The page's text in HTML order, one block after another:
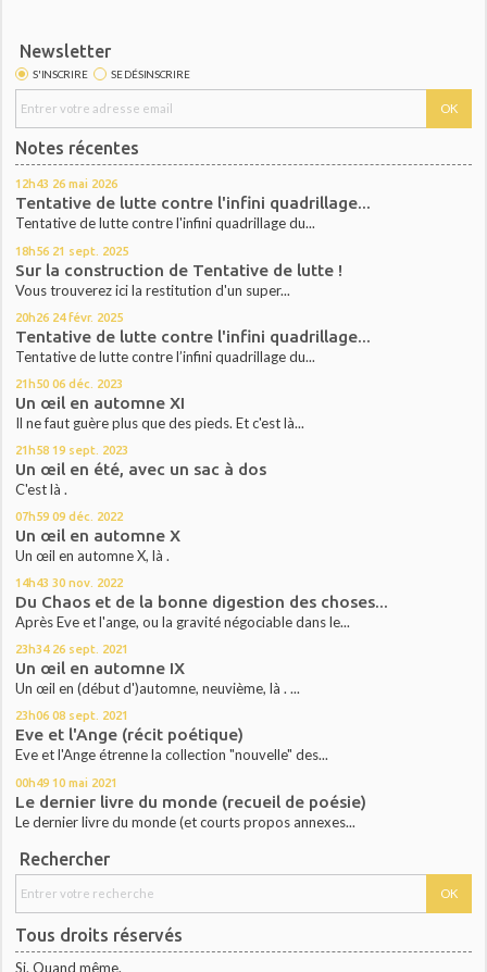
Newsletter
S'INSCRIRE SE DÉSINSCRIRE
Notes récentes
12h43 26 mai 2026
Tentative de lutte contre l'infini quadrillage...
Tentative de lutte contre l'infini quadrillage du...
18h56 21 sept. 2025
Sur la construction de Tentative de lutte !
Vous trouverez ici la restitution d'un super...
20h26 24 févr. 2025
Tentative de lutte contre l'infini quadrillage...
Tentative de lutte contre l’infini quadrillage du...
21h50 06 déc. 2023
Un œil en automne XI
Il ne faut guère plus que des pieds. Et c'est là...
21h58 19 sept. 2023
Un œil en été, avec un sac à dos
C'est là .
07h59 09 déc. 2022
Un œil en automne X
Un œil en automne X, là .
14h43 30 nov. 2022
Du Chaos et de la bonne digestion des choses...
Après Eve et l'ange, ou la gravité négociable dans le...
23h34 26 sept. 2021
Un œil en automne IX
Un œil en (début d')automne, neuvième, là . ...
23h06 08 sept. 2021
Eve et l'Ange (récit poétique)
Eve et l'Ange étrenne la collection "nouvelle" des...
00h49 10 mai 2021
Le dernier livre du monde (recueil de poésie)
Le dernier livre du monde (et courts propos annexes...
Rechercher
Tous droits réservés
Si. Quand même.